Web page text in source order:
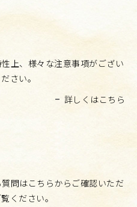
上、様々な注意事項がござい
さい。
詳しくはこちら
問はこちらからご確認いただ
ください。